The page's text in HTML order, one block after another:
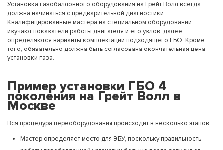
Установка газобаллонного оборудования на Грейт Волл всегда
должна начинаться с предварительной диагностики.
Квалифицированные мастера на специальном оборудовании
изучают показатели работы двигателя и его узлов, далее
определяются варианты комплектации подходящего ГБО. Кроме
того, обязательно должна быть согласована окончательная цена
установки газа.
Пример установки ГБО 4
поколения на Грейт Волл в
Москве
Вся процедура переоборудования происходит в несколько этапов
Мастер определяет место для ЭБУ, поскольку правильность